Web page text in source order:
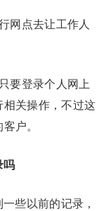
网点去让工作人
要登录个人网上
关操作，不过这
户。
吗
些以前的记录，